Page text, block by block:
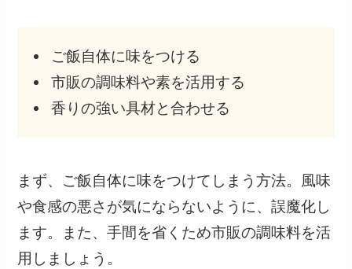
ご飯自体に味をつける
市販の調味料や素を活用する
香りの強い具材と合わせる
まず、ご飯自体に味をつけてしまう方法。風味
や食感の悪さが気にならないように、誤魔化し
ます。また、手間を省くため市販の調味料を活
用しましょう。